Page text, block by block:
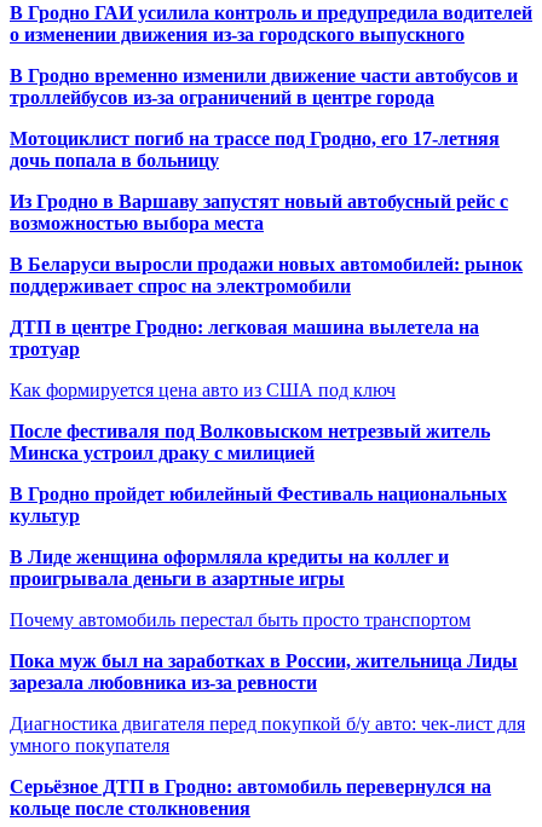
В Гродно ГАИ усилила контроль и предупредила водителей
о изменении движения из-за городского выпускного
В Гродно временно изменили движение части автобусов и
троллейбусов из-за ограничений в центре города
Мотоциклист погиб на трассе под Гродно, его 17-летняя
дочь попала в больницу
Из Гродно в Варшаву запустят новый автобусный рейс с
возможностью выбора места
В Беларуси выросли продажи новых автомобилей: рынок
поддерживает спрос на электромобили
ДТП в центре Гродно: легковая машина вылетела на
тротуар
Как формируется цена авто из США под ключ
После фестиваля под Волковыском нетрезвый житель
Минска устроил драку с милицией
В Гродно пройдет юбилейный Фестиваль национальных
культур
В Лиде женщина оформляла кредиты на коллег и
проигрывала деньги в азартные игры
Почему автомобиль перестал быть просто транспортом
Пока муж был на заработках в России, жительница Лиды
зарезала любовника из-за ревности
Диагностика двигателя перед покупкой б/у авто: чек-лист для
умного покупателя
Серьёзное ДТП в Гродно: автомобиль перевернулся на
кольце после столкновения